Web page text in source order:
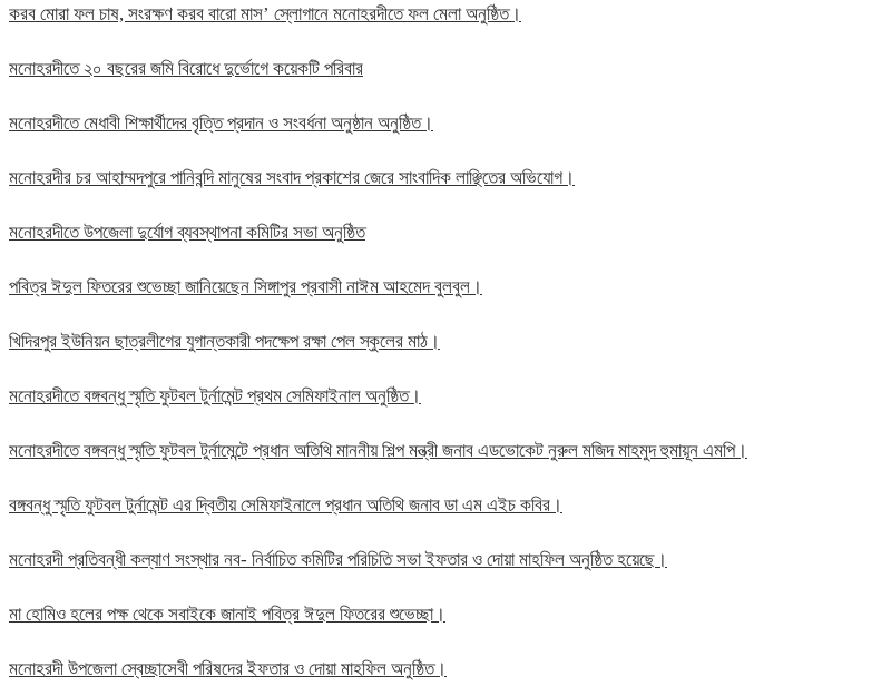
করব মোরা ফল চাষ, সংরক্ষণ করব বারো মাস’ স্লোগানে মনোহরদীতে ফল মেলা অনুষ্ঠিত।
মনোহরদীতে ২০ বছরের জমি বিরোধে দুর্ভোগে কয়েকটি পরিবার
মনোহরদীতে মেধাবী শিক্ষার্থীদের বৃত্তি প্রদান ও সংবর্ধনা অনুষ্ঠান অনুষ্ঠিত।
মনোহরদীর চর আহাম্মদপুরে পানিবন্দি মানুষের সংবাদ প্রকাশের জেরে সাংবাদিক লাঞ্ছিতের অভিযোগ।
মনোহরদীতে উপজেলা দুর্যোগ ব্যবস্থাপনা কমিটির সভা অনুষ্ঠিত
পবিত্র ঈদুল ফিতরের শুভেচ্ছা জানিয়েছেন সিঙ্গাপুর প্রবাসী নাঈম আহমেদ বুলবুল।
খিদিরপুর ইউনিয়ন ছাত্রলীগের যুগান্তকারী পদক্ষেপ রক্ষা পেল স্কুলের মাঠ।
মনোহরদীতে বঙ্গবন্ধু স্মৃতি ফুটবল টুর্নামেন্ট প্রথম সেমিফাইনাল অনুষ্ঠিত।
মনোহরদীতে বঙ্গবন্ধু স্মৃতি ফুটবল টুর্নামেন্টে প্রধান অতিথি মাননীয় শিল্প মন্ত্রী জনাব এডভোকেট নুরুল মজিদ মাহমুদ হুমায়ূন এমপি।
বঙ্গবন্ধু স্মৃতি ফুটবল টুর্নামেন্ট এর দ্বিতীয় সেমিফাইনালে প্রধান অতিথি জনাব ডা এম এইচ কবির।
মনোহরদী প্রতিবন্ধী কল্যাণ সংস্থার নব- নির্বাচিত কমিটির পরিচিতি সভা ইফতার ও দোয়া মাহফিল অনুষ্ঠিত হয়েছে।
মা হোমিও হলের পক্ষ থেকে সবাইকে জানাই পবিত্র ঈদুল ফিতরের শুভেচ্ছা।
মনোহরদী উপজেলা স্বেচ্ছাসেবী পরিষদের ইফতার ও দোয়া মাহফিল অনুষ্ঠিত।